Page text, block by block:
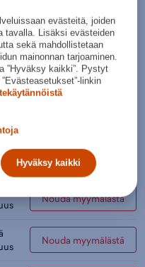
Saatavilla
Nouda myymälästä
Nouda myymälästä
evästeitä, joiden
tavalla. Lisäksi evästeiden
sekä mahdollistetaan
mainonnan tarjoaminen.
”Hyväksy kaikki”. Pystyt
linkin
Hyväksy kaikki